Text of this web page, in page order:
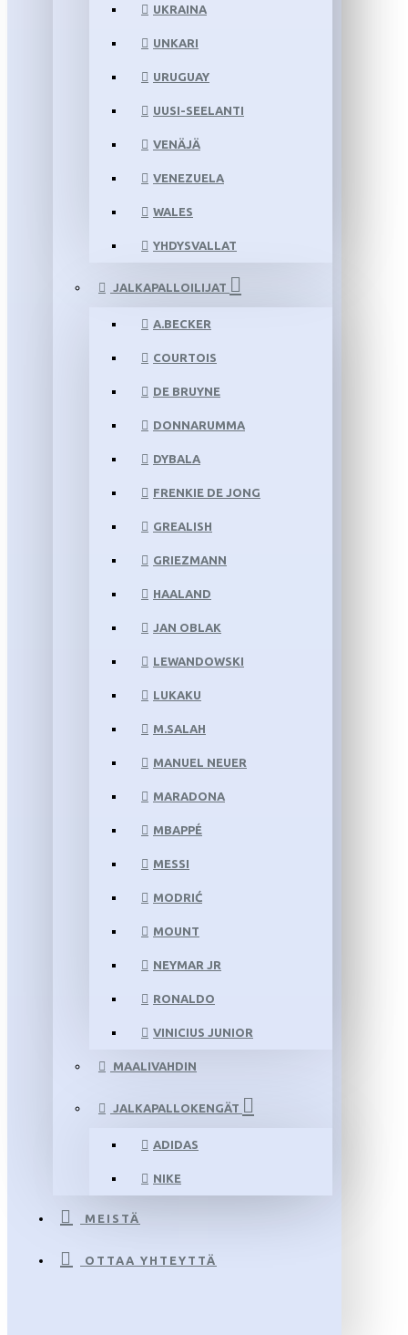
UKRAINA
UNKARI
URUGUAY
UUSI-SEELANTI
VENÄJÄ
VENEZUELA
WALES
YHDYSVALLAT
JALKAPALLOILIJAT
A.BECKER
COURTOIS
DE BRUYNE
DONNARUMMA
DYBALA
FRENKIE DE JONG
GREALISH
GRIEZMANN
HAALAND
JAN OBLAK
LEWANDOWSKI
LUKAKU
M.SALAH
MANUEL NEUER
MARADONA
MBAPPÉ
MESSI
MODRIĆ
MOUNT
NEYMAR JR
RONALDO
VINICIUS JUNIOR
MAALIVAHDIN
JALKAPALLOKENGÄT
ADIDAS
NIKE
MEISTÄ
OTTAA YHTEYTTÄ